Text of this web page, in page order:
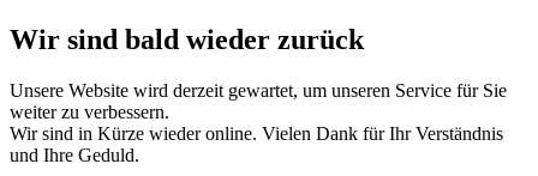
Wir sind bald wieder zurück
Unsere Website wird derzeit gewartet, um unseren Service für Sie
weiter zu verbessern.
Wir sind in Kürze wieder online. Vielen Dank für Ihr Verständnis
und Ihre Geduld.